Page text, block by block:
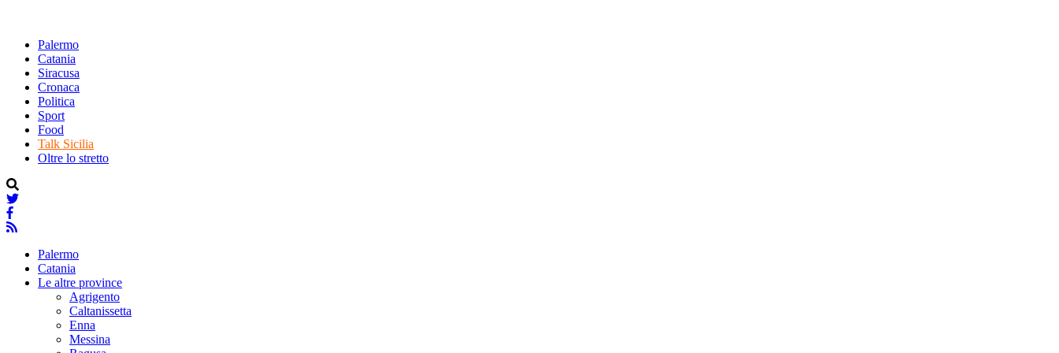
Palermo
Catania
Siracusa
Cronaca
Politica
Sport
Food
Talk Sicilia
Oltre lo stretto
Palermo
Catania
Le altre province
Agrigento
Caltanissetta
Enna
Messina